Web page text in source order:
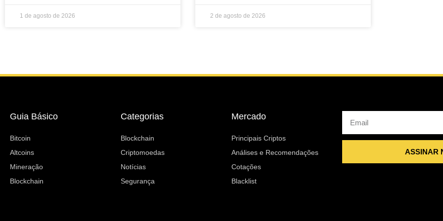
1 de agosto de 2026 2 de agosto de 2026
Guia Básico
Bitcoin
Altcoins
Mineração
Blockchain
Categorias
Blockchain
Criptomoedas
Notícias
Segurança
Mercado
Principais Criptos
Análises e Recomendações
Cotações
Blacklist
ASSINAR